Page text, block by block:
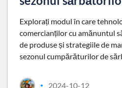
Explorați modul în care
comercianților cu amănuntul
de produse și strategiile de
sezonul cumpărăturilor de
• 2024-10-12